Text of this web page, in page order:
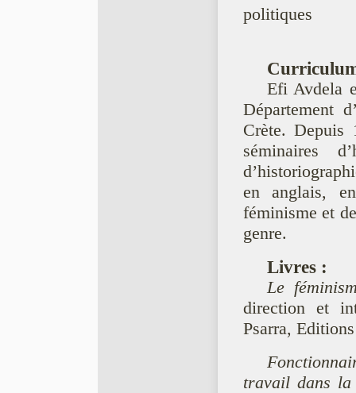
politiques
Efi Avdela
Département
Crète. Depuis
séminaires
en anglais,
féminisme et
genre.
Livres :
Le
direction et
Psarra,
travail dans la